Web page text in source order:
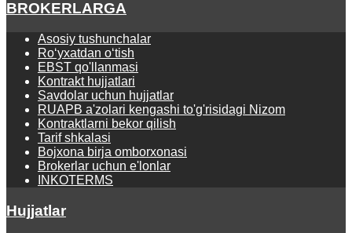
BROKERLARGA
Asosiy tushunchalar
Ro‘yхаtdаn o‘tish
EBST qo'llanmasi
Kontrаkt hujjаtlаri
Savdolar uchun hujjatlar
RUAPB a'zolari kengashi to'g'risidagi Nizom
Kontraktlarni bekor qilish
Tarif shkalasi
Bojxona birja omborxonasi
Brokerlar uchun e'lonlar
INKOTERMS
Hujjatlar